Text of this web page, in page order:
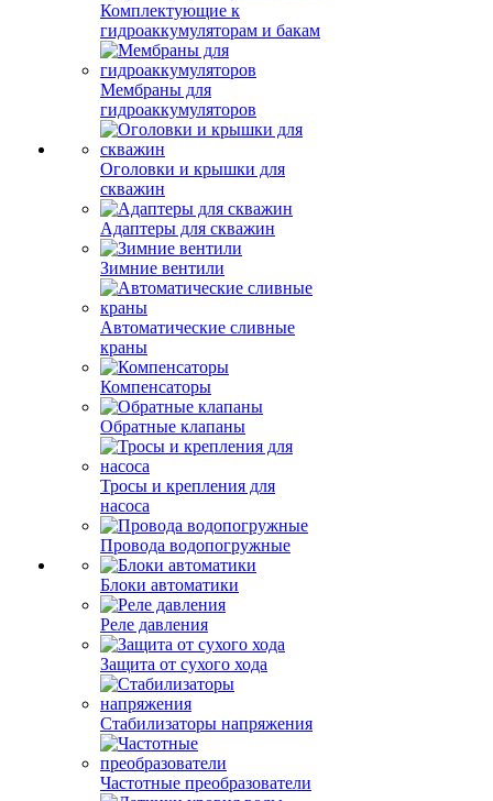
Комплектующие к
гидроаккумуляторам и бакам
Мембраны для
гидроаккумуляторов
Оголовки и крышки для
скважин
Адаптеры для скважин
Зимние вентили
Автоматические сливные
краны
Компенсаторы
Обратные клапаны
Тросы и крепления для
насоса
Провода водопогружные
Блоки автоматики
Реле давления
Защита от сухого хода
Стабилизаторы напряжения
Частотные преобразователи